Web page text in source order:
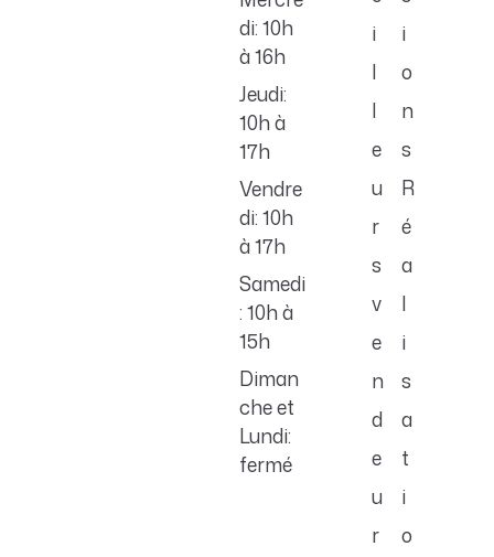
di: 10h
à 16h
Jeudi:
10h à
17h
Vendre
di: 10h
à 17h
Samedi
: 10h à
15h
Diman
che et
Lundi:
fermé
i
l
l
e
u
r
s
v
e
n
d
e
u
r
i
o
n
s
R
é
a
l
i
s
a
t
i
o